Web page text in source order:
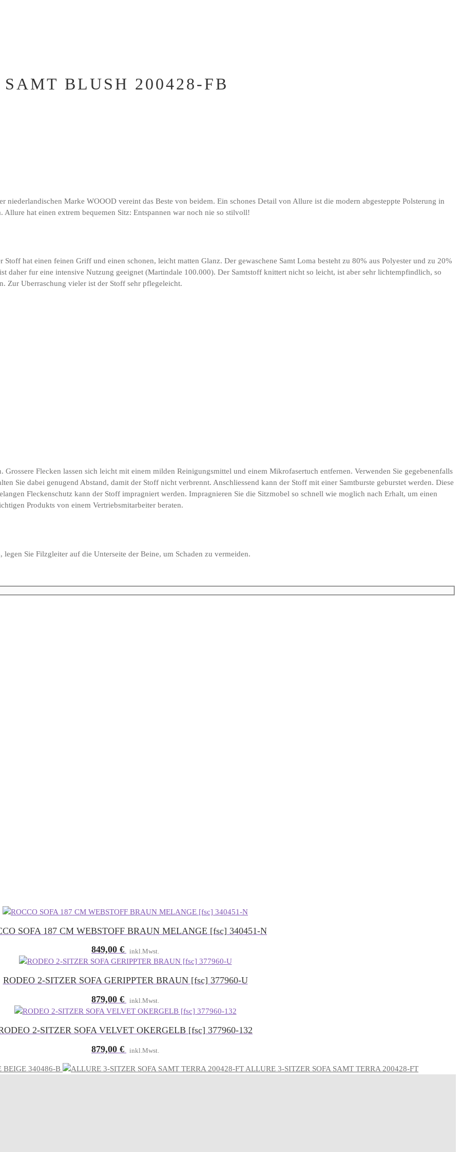
BLUSH 200428-FB
niederlandischen Marke WOOOD vereint das Beste von beidem. Ein schones Detail von Allure ist die modern abgesteppte Polsterung in
hat einen extrem bequemen Sitz: Entspannen war noch nie so stilvoll!
hat einen feinen Griff und einen schonen, leicht matten Glanz. Der gewaschene Samt Loma besteht zu 80% aus Polyester und zu 20%
daher fur eine intensive Nutzung geeignet (Martindale 100.000). Der Samtstoff knittert nicht so leicht, ist aber sehr lichtempfindlich, so
Zur Uberraschung vieler ist der Stoff sehr pflegeleicht.
Flecken lassen sich leicht mit einem milden Reinigungsmittel und einem Mikrofasertuch entfernen. Verwenden Sie gegebenenfalls
Sie dabei genugend Abstand, damit der Stoff nicht verbrennt. Anschliessend kann der Stoff mit einer Samtburste geburstet werden. Diese
Fleckenschutz kann der Stoff impragniert werden. Impragnieren Sie die Sitzmobel so schnell wie moglich nach Erhalt, um einen
Produkts von einem Vertriebsmitarbeiter beraten.
Sie Filzgleiter auf die Unterseite der Beine, um Schaden zu vermeiden.
SOFA 187 CM WEBSTOFF BRAUN MELANGE [fsc] 340451-N
849,00 € inkl.Mwst.
RODEO 2-SITZER SOFA GERIPPTER BRAUN [fsc] 377960-U
879,00 € inkl.Mwst.
2-SITZER SOFA VELVET OKERGELB [fsc] 377960-132
879,00 € inkl.Mwst.
BEIGE 340486-B ALLURE 3-SITZER SOFA SAMT TERRA 200428-FT